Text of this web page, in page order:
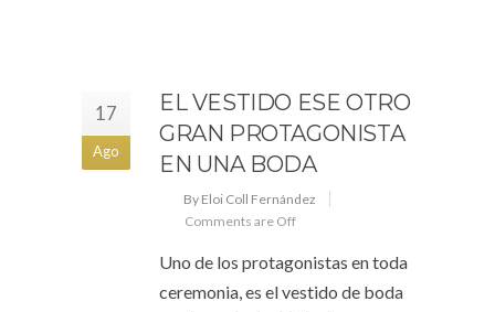
17
Ago
EL VESTIDO ESE OTRO
GRAN PROTAGONISTA
EN UNA BODA
By Eloi Coll Fernández
Comments are Off
Uno de los protagonistas en toda
ceremonia, es el vestido de boda